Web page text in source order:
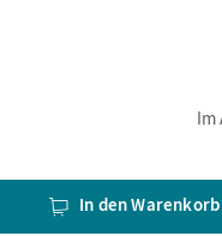
Im
In den Warenkorb